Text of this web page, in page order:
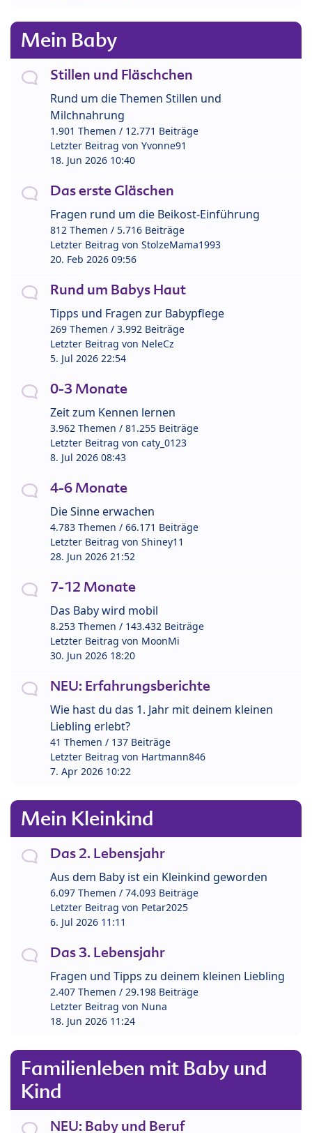
Mein Baby
Stillen und Fläschchen
Rund um die Themen Stillen und
Milchnahrung
1.901 Themen / 12.771 Beiträge
Letzter Beitrag von Yvonne91
18. Jun 2026 10:40
Das erste Gläschen
Fragen rund um die Beikost-Einführung
812 Themen / 5.716 Beiträge
Letzter Beitrag von StolzeMama1993
20. Feb 2026 09:56
Rund um Babys Haut
Tipps und Fragen zur Babypflege
269 Themen / 3.992 Beiträge
Letzter Beitrag von NeleCz
5. Jul 2026 22:54
0-3 Monate
Zeit zum Kennen lernen
3.962 Themen / 81.255 Beiträge
Letzter Beitrag von caty_0123
8. Jul 2026 08:43
4-6 Monate
Die Sinne erwachen
4.783 Themen / 66.171 Beiträge
Letzter Beitrag von Shiney11
28. Jun 2026 21:52
7-12 Monate
Das Baby wird mobil
8.253 Themen / 143.432 Beiträge
Letzter Beitrag von MoonMi
30. Jun 2026 18:20
NEU: Erfahrungsberichte
Wie hast du das 1. Jahr mit deinem kleinen
Liebling erlebt?
41 Themen / 137 Beiträge
Letzter Beitrag von Hartmann846
7. Apr 2026 10:22
Mein Kleinkind
Das 2. Lebensjahr
Aus dem Baby ist ein Kleinkind geworden
6.097 Themen / 74.093 Beiträge
Letzter Beitrag von Petar2025
6. Jul 2026 11:11
Das 3. Lebensjahr
Fragen und Tipps zu deinem kleinen Liebling
2.407 Themen / 29.198 Beiträge
Letzter Beitrag von Nuna
18. Jun 2026 11:24
Familienleben mit Baby und
Kind
NEU: Baby und Beruf